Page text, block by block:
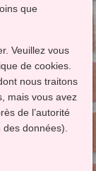
que
Veuillez vous
de cookies.
nous traitons
mais vous avez
de l’autorité
des données).